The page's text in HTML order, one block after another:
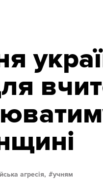
агресія, учням